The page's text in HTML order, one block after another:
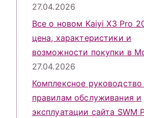
27.04.2026
Все о новом Kaiyi X3 Pro
цена, характеристики и
возможности покупки в
27.04.2026
Комплексное руководство
правилам обслуживания и
эксплуатации сайта SWM